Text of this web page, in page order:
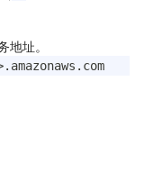
地址。